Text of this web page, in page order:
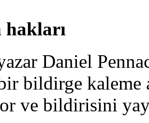
Daniel
bildirge kaleme
ve bildirisini